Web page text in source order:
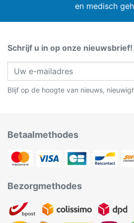
en medisch
Schrijf u in op onze nieuwsbrief!
Blijf op de hoogte van nieuws,
Betaalmethodes
Bezorgmethodes